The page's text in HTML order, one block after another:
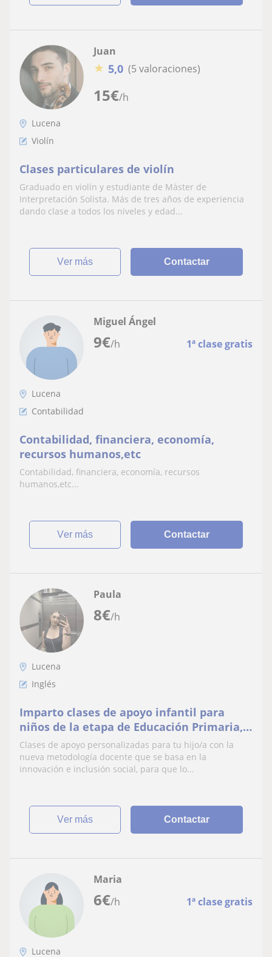
15€/h
Juan
★ 5,0 (5 valoraciones)
Lucena
Violín
Clases particulares de violín
Graduado en violín y estudiante de Máster de
Interpretación Solista. Más de tres años de experiencia
dando clase a todos los niveles y edad...
ver más Contactar
9€/h 1ª clase gratis
Miguel Ángel
Lucena
Contabilidad
Contabilidad, financiera, economía,
recursos humanos,etc
Contabilidad, financiera, economía, recursos
humanos,etc...
ver más Contactar
8€/h
Paula
Lucena
Inglés
Imparto clases de apoyo infantil para
niños de la etapa de Educación Primaria,
en base a las necesidades del alumno
Clases de apoyo personalizadas para tu hijo/a con la
nueva metodología docente que se basa en la
innovación e inclusión social, para que lo...
ver más Contactar
6€/h 1ª clase gratis
Maria
Lucena